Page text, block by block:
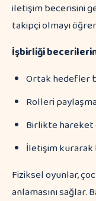
iletişim becerisini
takipçi olmayı
İşbirliği
Ortak hedefler
Rolleri paylaşma
Birlikte
İletişim kurarak
Fiziksel oyunlar,
anlamasını sağlar.